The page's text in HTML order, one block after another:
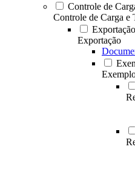
Controle de
Controle de Carga e
Exportação
Exportação